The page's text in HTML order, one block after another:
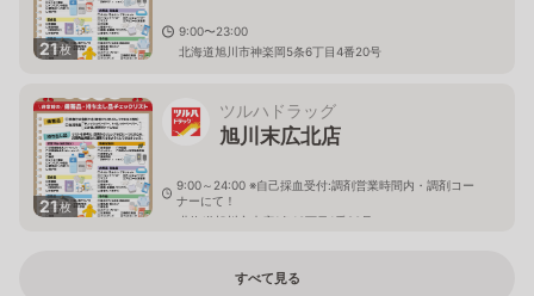
21枚
9:00〜23:00
北海道旭川市神楽岡5条6丁目4番20号
21枚
ツルハドラッグ
旭川末広北店
9:00～24:00 ※自己採血受付:調剤営業時間内・調剤コー
ナーにて！
北海道旭川市末広1条10丁目1番20号
すべて見る